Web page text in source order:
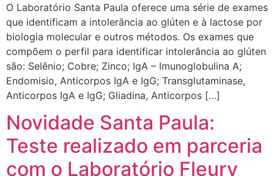
O Laboratório Santa Paula oferece uma série de exames
que identificam a intolerância ao glúten e à lactose por
biologia molecular e outros métodos. Os exames que
compõem o perfil para identificar intolerância ao glúten
são: Selênio; Cobre; Zinco; IgA – Imunoglobulina A;
Endomisio, Anticorpos IgA e IgG; Transglutaminase,
Anticorpos IgA e IgG; Gliadina, Anticorpos […]
Novidade Santa Paula:
Teste realizado em parceria
com o Laboratório Fleury